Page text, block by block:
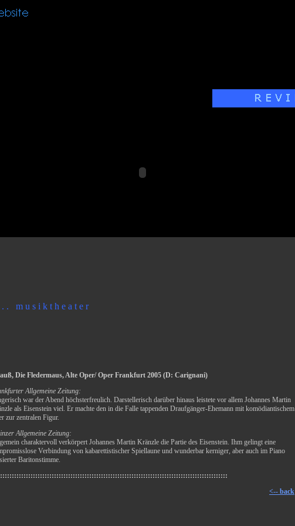
. m u s i k t h e a t e r
Die Fledermaus, Alte Oper/ Oper Frankfurt 2005 (D: Carignani)
Allgemeine Zeitung:
war der Abend höchsterfreulich. Darstellerisch darüber hinaus leistete vor allem Johannes Martin
als Eisenstein viel. Er machte den in die Falle tappenden Draufgänger-Ehemann mit komödiantischem
zur zentralen Figur.
Allgemeine Zeitung:
charaktervoll verkörpert Johannes Martin Kränzle die Partie des Eisenstein. Ihm gelingt eine
Verbindung von kabarettistischer Spiellaune und wunderbar kerniger, aber auch im Piano
Baritonstimme.
<-- back